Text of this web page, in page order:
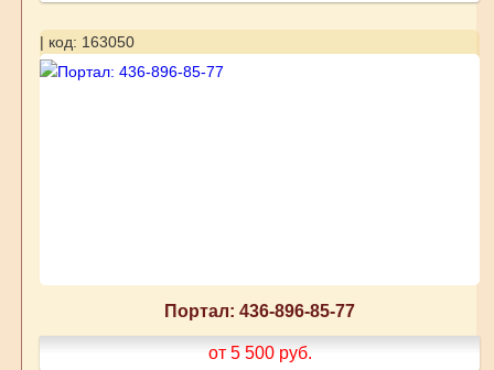
| код: 163050
Портал: 436-896-85-77
от 5 500 руб.